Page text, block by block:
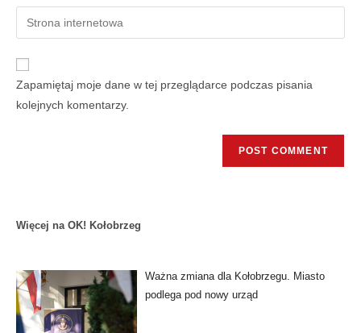
Zapamiętaj moje dane w tej przeglądarce podczas pisania
kolejnych komentarzy.
Więcej na OK! Kołobrzeg
Ważna zmiana dla Kołobrzegu. Miasto
podlega pod nowy urząd